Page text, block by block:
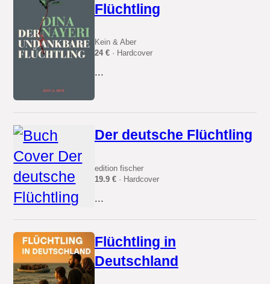
Flüchtling
Kein & Aber
24 €· Hardcover
...
Der deutsche Flüchtling
edition fischer
19.9 €· Hardcover
...
Flüchtling in
Deutschland